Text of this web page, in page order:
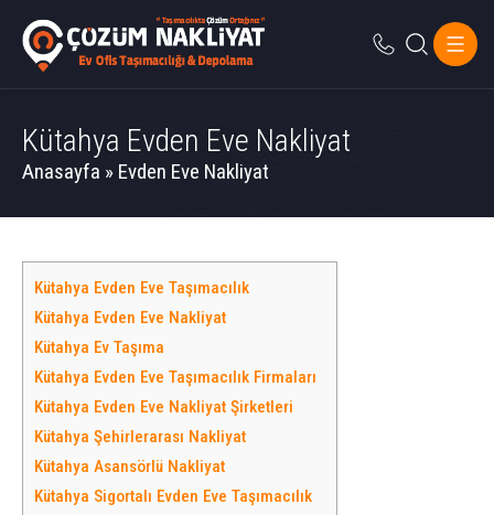
Kütahya Evden Eve Nakliyat
Anasayfa » Evden Eve Nakliyat
Kütahya Evden Eve Taşımacılık
Kütahya Evden Eve Nakliyat
Kütahya Ev Taşıma
Kütahya Evden Eve Taşımacılık Firmaları
Kütahya Evden Eve Nakliyat Şirketleri
Kütahya Şehirlerarası Nakliyat
Kütahya Asansörlü Nakliyat
Kütahya Sigortalı Evden Eve Taşımacılık